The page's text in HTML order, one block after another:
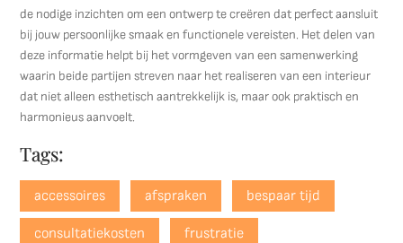
de nodige inzichten om een ontwerp te creëren dat perfect aansluit
bij jouw persoonlijke smaak en functionele vereisten. Het delen van
deze informatie helpt bij het vormgeven van een samenwerking
waarin beide partijen streven naar het realiseren van een interieur
dat niet alleen esthetisch aantrekkelijk is, maar ook praktisch en
harmonieus aanvoelt.
Tags:
accessoires afspraken bespaar tijd
consultatiekosten frustratie